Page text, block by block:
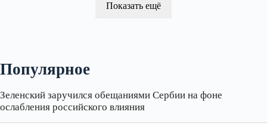
Показать ещё
Популярное
Зеленский заручился обещаниями Сербии на фоне
ослабления российского влияния